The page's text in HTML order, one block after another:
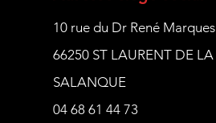
10 rue du Dr René Marques
66250 ST LAURENT DE LA
SALANQUE
04 68 61 44 73